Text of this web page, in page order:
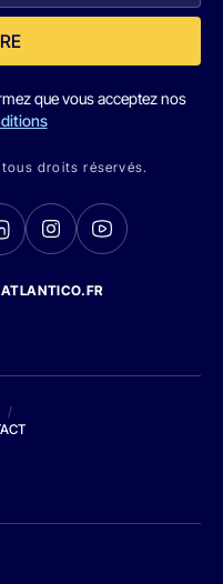
que vous acceptez nos
droits réservés.
/